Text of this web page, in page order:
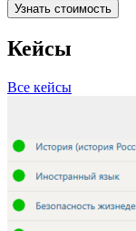
Узнать стоимость
Кейсы
Все кейсы